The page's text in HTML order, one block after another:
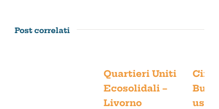
Post correlati
Quartieri Uniti
Ecosolidali –
Livorno